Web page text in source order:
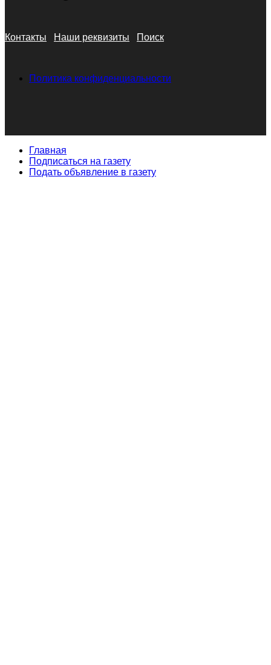
Контакты Наши реквизиты Поиск
Политика конфиденциальности
Главная
Подписаться на газету
Подать объявление в газету